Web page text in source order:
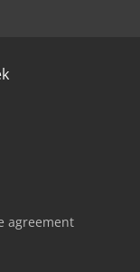
agreement